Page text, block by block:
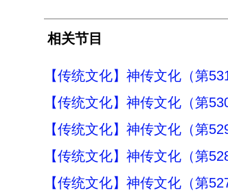
相关节目
【传统文化】神传文化（第
【传统文化】神传文化（第
【传统文化】神传文化（第
【传统文化】神传文化（第
【传统文化】神传文化（第